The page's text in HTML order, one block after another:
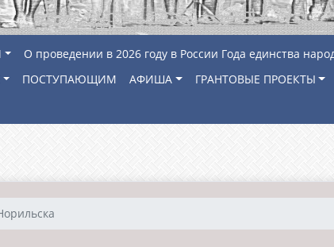
О проведении в 2026 году в России Года единства
ПОСТУПАЮЩИМ АФИША ГРАНТОВЫЕ ПРОЕКТЫ